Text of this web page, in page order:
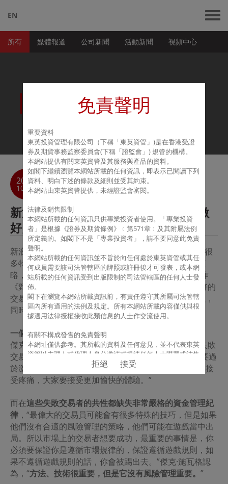
EN
所有 媒體報道 公司新聞 活動新聞 視頻中心
新聞資訊
2018
10-27
返回
新浪財經：《對沖基金奇才》作者：做
好靈活性與投資紀律的平衡
新浪財經訊 10月27日消息，“最偉大的交易員可能會有很
多特殊的技巧，但是如果他們沒有合適的風險管理的策
略，他們可能在遊戲當中出局。”作為全球暢銷百萬著作
《對沖基金奇才》的作者傑克·施瓦格認為，作為一個好的
交易者，要善於發掘自己的優勢，同時要做好風險管理，
同時要做好靈活性與投資紀律的平衡。
一個好交易員：要看投資回報和市場之間的關係
傑克·施瓦格提到，在他的採訪對象中，不乏因為一次失敗
交易而斷送了整個職業生涯的交易者，在他看來，“不要過
於激進，一定要很好地控制自己的風險水準，而且與其接
受疼痛，大家要接受更加愉快的體驗。”
而在這些失敗交易者的共性都缺失非常嚴格的資金管理紀
律 ，“最偉大的交易員可能會有很多特殊的技巧，但是如果
他們沒有合適的風險管理的策略，他們可能在遊戲當中出
局。所以市場上的交易者想要成功，最重要的事情是，你
必須要保證你是遵循市場規律的，保證遵循遊戲規則，如
果不遵循遊戲規則的話，你會被踢出去。”傑克·施瓦格認
為，“方法、技術很重要，但是它沒有風險管理重要。 ”
免責聲明
重要資料
東英投資管理有限公司（下稱「東英資管」 )是在香港受證
券及期貨事務監察委員會(下稱「證監會」 ) 規管的機構。
本網站提供有關東英資管及其服務與產品的資料。
如閣下繼續瀏覽本網站所載的任何資訊，即表示已閱讀下列
資料、明白下述的條款及細則並受其約束。
本網站由東英資管提供，未經證監會審閱。
法律及銷售限制
本網站所載的任何資訊只供專業投資者使用。「專業投資
者」是根據《證券及期貨條例》﹙第571章﹚及其附屬法例
所定義的。如閣下不是「專業投資者」，請不要同意此免責
聲明。
本網站所載的任何資訊並不旨於向任何處於東英資管或其任
何成員需要該司法管轄區的牌照或註冊後才可發表，或本網
站所載的任何資訊受到出版限制的司法管轄區的任何人士發
佈。
閣下在瀏覽本網站所載資訊前，有責任遵守其所屬司法管轄
區內所有適用的法例及規定。所有本網站所載內容僅供與根
據適用法律授權接收此類信息的人士作交流使用。
有關不構成發售的免責聲明
本網址僅供參考。其所載的資料及任何意見﹐並不代表東英
資管以主理人或代理人身分邀請或提請任何人士購買或沽售
任何證券、期貨、期權或其他金融工具﹐或提供任何投資意
見或服務。
本網址所載之資料﹐均來自東英資管認為可靠的來源﹐或以
此等來源為依據。但東英資管不能﹐亦不會就任何資料或資
料的準確性、有效性、可靠性、及時性或完整性作出任何保
證。東英資管明確地拒絕承認任何商業保護﹐或某特定目的
之適當性或承擔任何責任。本網址上的資料﹐僅按當時情況
而提供﹐其所包含或表達的一切資料或意見﹐如有任何變
更﹐恕不預先通知。
有關責任限制的免責聲明
拒絕 接受